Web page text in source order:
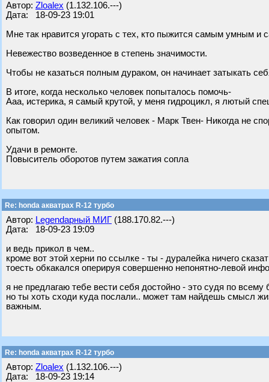
Автор: Zloalex (1.132.106.---)
Дата: 18-09-23 19:01
Мне так нравится угорать с тех, кто пыжится самым умным
Невежество возведенное в степень значимости.
Чтобы не казаться полным дураком, он начинает затыкать
В итоге, когда несколько человек попыталось помочь-
Ааа, истерика, я самый крутой, у меня гидроцикл, я лютый
Как говорил один великий человек - Марк Твен- Никогда не
опытом.
Удачи в ремонте.
Повыситель оборотов путем зажатия сопла
Re: honda акватрах R-12 турбо
Автор: Legendарный МИГ (188.170.82.---)
Дата: 18-09-23 19:09
и ведь прикол в чем..
кроме вот этой херни по ссылке - ты - дуралейка ничего
тоесть обкакался оперируя совершенно непонятно-левой
я не предлагаю тебе вести себя достойно - это судя по
но ты хоть сходи куда послали.. может там найдешь смысл
важным.
Re: honda акватрах R-12 турбо
Автор: Zloalex (1.132.106.---)
Дата: 18-09-23 19:14